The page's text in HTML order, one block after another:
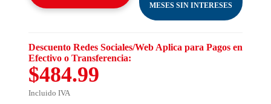
MESES SIN INTERESES
Descuento Redes Sociales/Web Aplica para Pagos en
Efectivo o Transferencia:
$484.99
Incluido IVA